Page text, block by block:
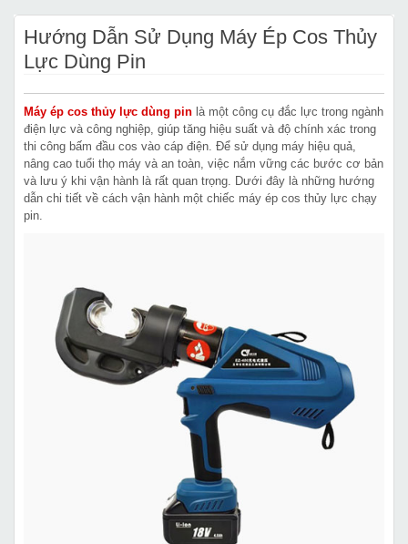
Hướng Dẫn Sử Dụng Máy Ép Cos Thủy
Lực Dùng Pin
Máy ép cos thủy lực dùng pin là một công cụ đắc lực trong ngành
điện lực và công nghiệp, giúp tăng hiệu suất và độ chính xác trong
thi công bấm đầu cos vào cáp điện. Để sử dụng máy hiệu quả,
nâng cao tuổi thọ máy và an toàn, việc nắm vững các bước cơ bản
và lưu ý khi vận hành là rất quan trọng. Dưới đây là những hướng
dẫn chi tiết về cách vận hành một chiếc máy ép cos thủy lực chạy
pin.